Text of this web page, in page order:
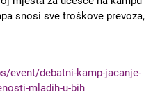
snosi sve troškove prevoza,
event/debatni-kamp-jacanje-
mladih-u-bih